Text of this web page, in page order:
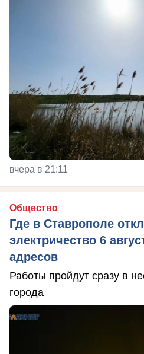
вчера в 21:11
Общество
Где в Ставрополе
электричество 6
адресов
Работы пройдут сразу в
города